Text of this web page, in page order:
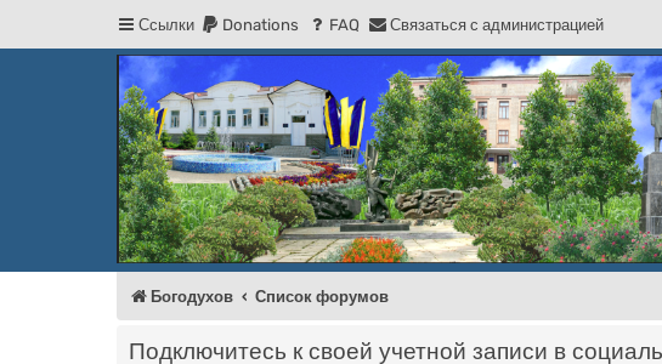
Ссылки Donations FAQ Связаться с администрацией
Регистрация
Форум Богодухова
Богодухов
Богодухов Список форумов
Подключитесь к своей учетной записи в